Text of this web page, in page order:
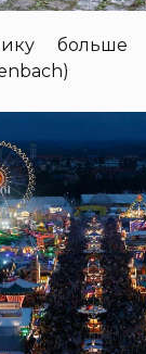
больше